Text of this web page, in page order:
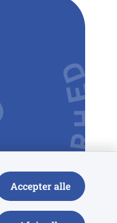
Accepter alle